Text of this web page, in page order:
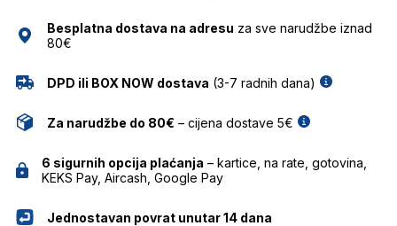
ZOCO
količina
Besplatna dostava na adresu za sve narudžbe iznad
80€
DPD ili BOX NOW dostava (3-7 radnih dana)
Za narudžbe do 80€ – cijena dostave 5€
6 sigurnih opcija plaćanja – kartice, na rate, gotovina,
KEKS Pay, Aircash, Google Pay
Jednostavan povrat unutar 14 dana